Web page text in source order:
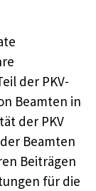
der PKV-
Beamten in
der PKV
Beamten
Beiträgen
für die